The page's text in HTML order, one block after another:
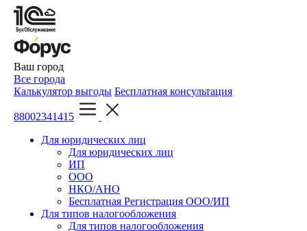
Ваш город
Все города
Калькулятор выгоды Бесплатная консультация
88002341415
Для юридических лиц
Для юридических лиц
ИП
ООО
НКО/АНО
Бесплатная Регистрация ООО/ИП
Для типов налогообложения
Для типов налогообложения